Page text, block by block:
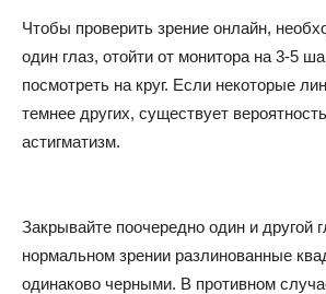
Чтобы проверить зрение онлайн,
один глаз, отойти от монитора на 3-5
посмотреть на круг. Если некоторые
темнее других, существует
астигматизм.
Закрывайте поочередно один и другой
нормальном зрении разлинованные
одинаково черными. В противном